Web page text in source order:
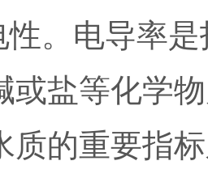
性。电导率
或盐等化学
质的重要指